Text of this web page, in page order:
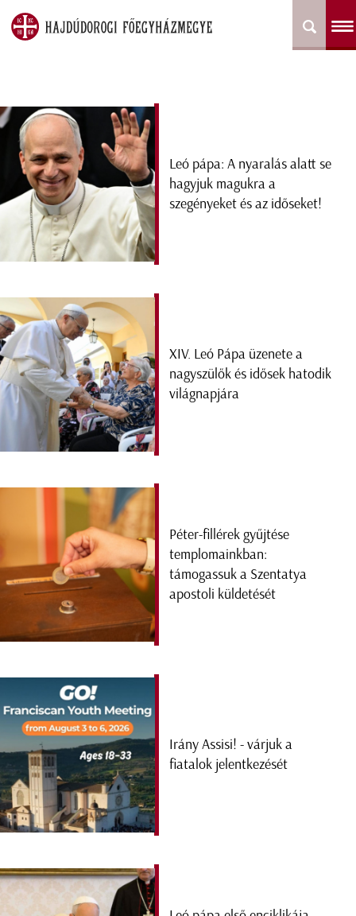
Leó pápa: A nyaralás alatt se
hagyjuk magukra a
szegényeket és az időseket!
XIV. Leó Pápa üzenete a
nagyszülők és idősek hatodik
világnapjára
Péter-fillérek gyűjtése
templomainkban:
támogassuk a Szentatya
apostoli küldetését
Irány Assisi! - várjuk a
fiatalok jelentkezését